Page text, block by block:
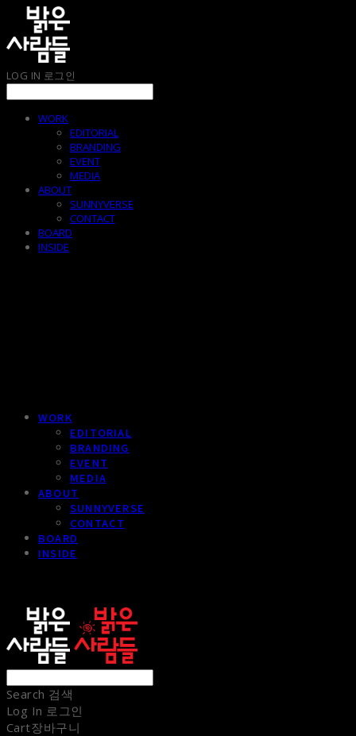
LOG IN 로그인
WORK
EDITORIAL
BRANDING
EVENT
MEDIA
ABOUT
SUNNYVERSE
CONTACT
BOARD
INSIDE
WORK
EDITORIAL
BRANDING
EVENT
MEDIA
ABOUT
SUNNYVERSE
CONTACT
BOARD
INSIDE
Search 검색
Log In 로그인
Cart장바구니